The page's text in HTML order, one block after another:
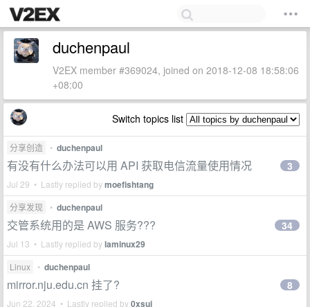
duchenpaul
V2EX member #369024, joined on 2018-12-08 18:58:06
+08:00
Switch topics list
分享创造 • duchenpaul
有没有什么办法可以用 API 获取电信流量使用情况
Jul 29 • Lastly replied bymoefishtang
3
分享发现 • duchenpaul
交管系统用的是 AWS 服务???
Jul 13 • Lastly replied bylaminux29
34
Linux • duchenpaul
mirror.nju.edu.cn 挂了?
Jun 22, 2024 • Lastly replied by0xsui
8